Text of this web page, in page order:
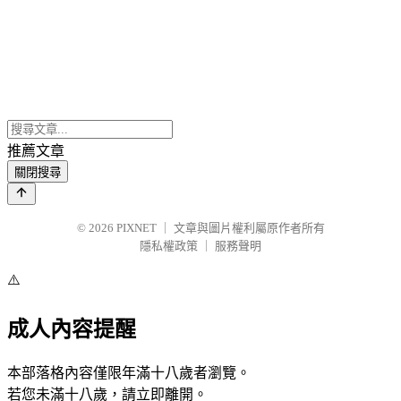
推薦文章
關閉搜尋
© 2026 PIXNET
文章與圖片權利屬原作者所有
隱私權政策
服務聲明
⚠️
成人內容提醒
本部落格內容僅限年滿十八歲者瀏覽。
若您未滿十八歲，請立即離開。